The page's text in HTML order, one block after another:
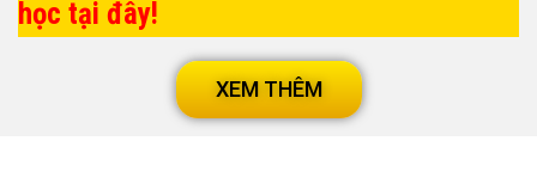
học tại đây!
XEM THÊM